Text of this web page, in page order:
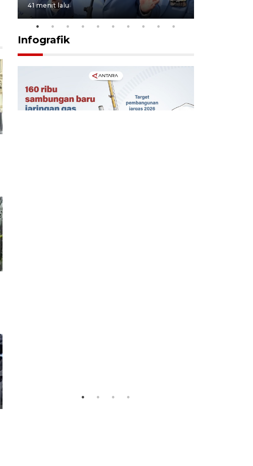
41 menit lalu
Infografik